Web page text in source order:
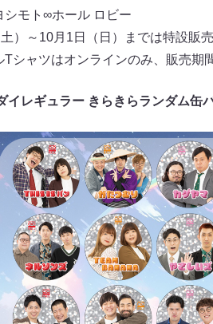
シモト∞ホール ロビー
）～10月1日（日）までは特設販
シャツはオンラインのみ、販売期
レギュラー きらきらランダム缶